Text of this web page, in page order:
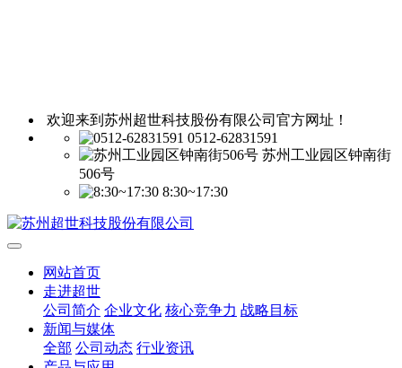
欢迎来到苏州超世科技股份有限公司官方网址！
0512-62831591
苏州工业园区钟南街
506号
8:30~17:30
网站首页
走进超世
公司简介 企业文化 核心竞争力 战略目标
新闻与媒体
全部 公司动态 行业资讯